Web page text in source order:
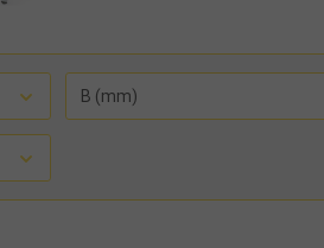
B (mm)